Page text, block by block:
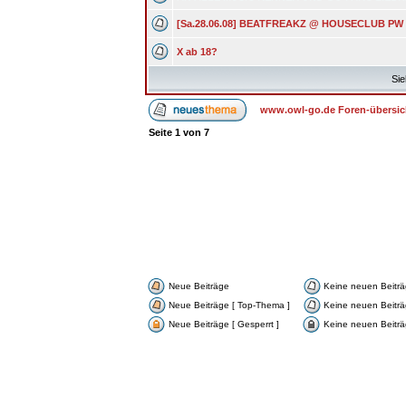
[Sa.28.06.08] BEATFREAKZ @ HOUSECLUB PW
X ab 18?
www.owl-go.de Foren-
Seite 1 von 7
Neue Beiträge
Keine neuen
Neue Beiträge [ Top-Thema ]
Keine neuen
Neue Beiträge [ Gesperrt ]
Keine neuen